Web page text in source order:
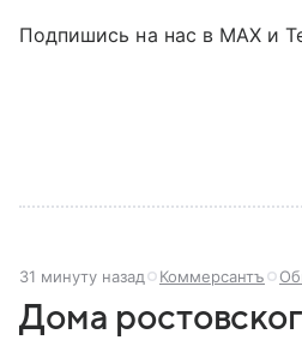
Подпишись на нас в MAX и
31 минуту назад Коммерсантъ
Дома